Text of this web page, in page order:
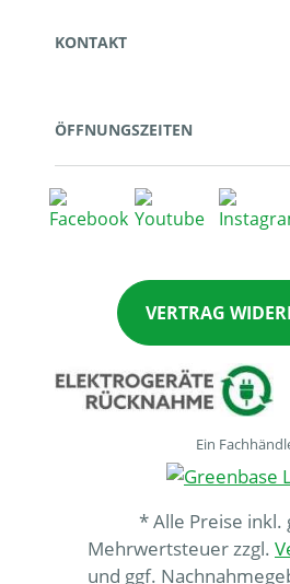
KONTAKT
ÖFFNUNGSZEITEN
VERTRAG
Ein
* Alle Preise inkl.
Mehrwertsteuer zzgl.
und ggf.